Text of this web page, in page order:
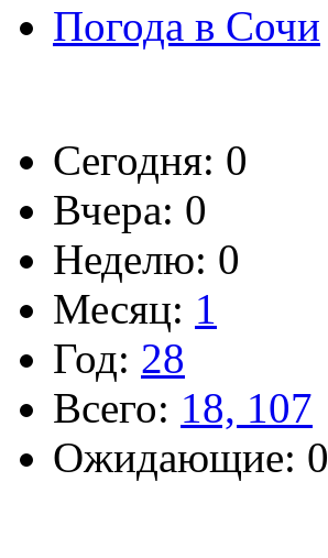
Погода в Сочи
Сегодня: 0
Вчера: 0
Неделю: 0
Месяц: 1
Год: 28
Всего: 18, 107
Ожидающие: 0